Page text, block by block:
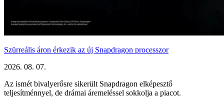
Szürreális áron érkezik az új Snapdragon processzor
2026. 08. 07.
Az ismét bivalyerősre sikerült Snapdragon elképesztő
teljesítménnyel, de drámai áremeléssel sokkolja a piacot.